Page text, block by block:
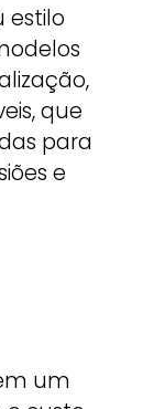
estilo
que
para
e
um